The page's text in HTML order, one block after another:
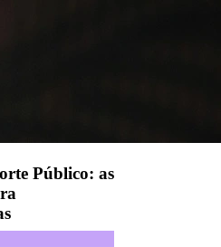
Público: as